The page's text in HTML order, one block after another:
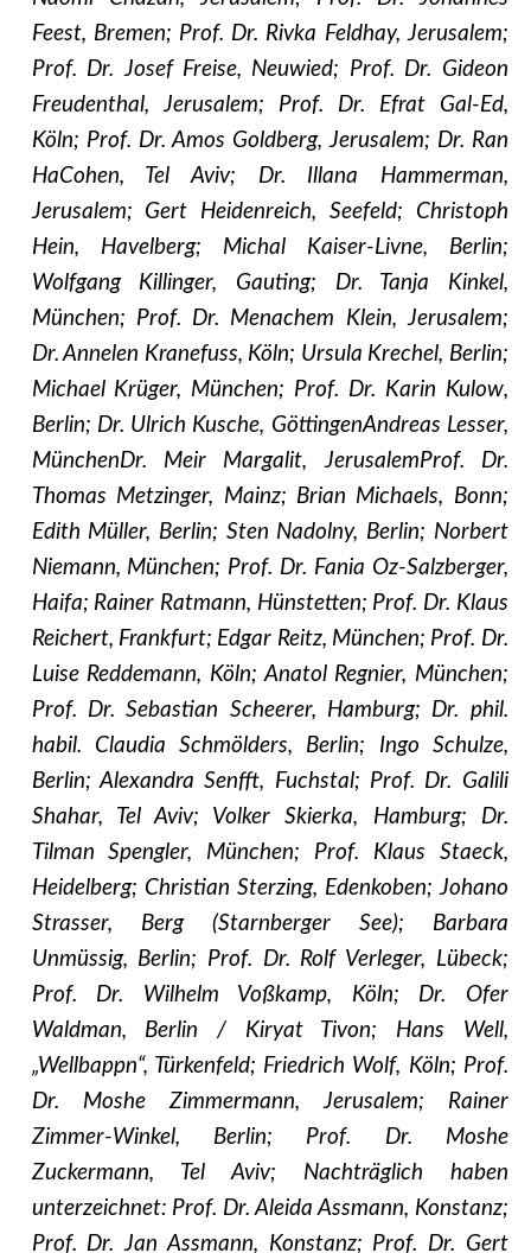
Feest, Bremen; Prof. Dr. Rivka Feldhay, Jerusalem;
Prof. Dr. Josef Freise, Neuwied; Prof. Dr. Gideon
Freudenthal, Jerusalem; Prof. Dr. Efrat Gal-Ed,
Köln; Prof. Dr. Amos Goldberg, Jerusalem; Dr. Ran
HaCohen, Tel Aviv; Dr. Illana Hammerman,
Jerusalem; Gert Heidenreich, Seefeld; Christoph
Hein, Havelberg; Michal Kaiser-Livne, Berlin;
Wolfgang Killinger, Gauting; Dr. Tanja Kinkel,
München; Prof. Dr. Menachem Klein, Jerusalem;
Dr. Annelen Kranefuss, Köln; Ursula Krechel, Berlin;
Michael Krüger, München; Prof. Dr. Karin Kulow,
Berlin; Dr. Ulrich Kusche, GöttingenAndreas Lesser,
MünchenDr. Meir Margalit, JerusalemProf. Dr.
Thomas Metzinger, Mainz; Brian Michaels, Bonn;
Edith Müller, Berlin; Sten Nadolny, Berlin; Norbert
Niemann, München; Prof. Dr. Fania Oz-Salzberger,
Haifa; Rainer Ratmann, Hünstetten; Prof. Dr. Klaus
Reichert, Frankfurt; Edgar Reitz, München; Prof. Dr.
Luise Reddemann, Köln; Anatol Regnier, München;
Prof. Dr. Sebastian Scheerer, Hamburg; Dr. phil.
habil. Claudia Schmölders, Berlin; Ingo Schulze,
Berlin; Alexandra Senfft, Fuchstal; Prof. Dr. Galili
Shahar, Tel Aviv; Volker Skierka, Hamburg; Dr.
Tilman Spengler, München; Prof. Klaus Staeck,
Heidelberg; Christian Sterzing, Edenkoben; Johano
Strasser, Berg (Starnberger See); Barbara
Unmüssig, Berlin; Prof. Dr. Rolf Verleger, Lübeck;
Prof. Dr. Wilhelm Voßkamp, Köln; Dr. Ofer
Waldman, Berlin / Kiryat Tivon; Hans Well,
„Wellbappn“, Türkenfeld; Friedrich Wolf, Köln; Prof.
Dr. Moshe Zimmermann, Jerusalem; Rainer
Zimmer-Winkel, Berlin; Prof. Dr. Moshe
Zuckermann, Tel Aviv; Nachträglich haben
unterzeichnet: Prof. Dr. Aleida Assmann, Konstanz;
Prof. Dr. Jan Assmann, Konstanz; Prof. Dr. Gert